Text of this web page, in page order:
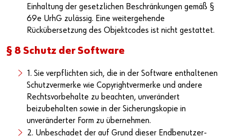
Einhaltung der gesetzlichen Beschränkungen gemäß §
69e UrhG zulässig. Eine weitergehende
Rückübersetzung des Objektcodes ist nicht gestattet.
§ 8 Schutz der Software
1. Sie verpflichten sich, die in der Software enthaltenen
Schutzvermerke wie Copyrightvermerke und andere
Rechtsvorbehalte zu beachten, unverändert
beizubehalten sowie in der Sicherungskopie in
unveränderter Form zu übernehmen.
2. Unbeschadet der auf Grund dieser Endbenutzer-